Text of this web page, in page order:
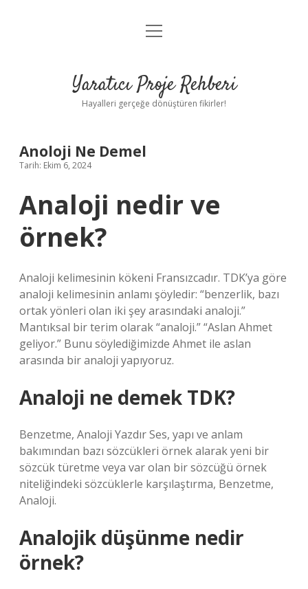
Anasayfa
Yasal Uyarı
menüyü
Yaratıcı Proje Rehberi
Hayalleri gerçeğe dönüştüren fikirler!
Anoloji Ne Demel
Tarih: Ekim 6, 2024
Analoji nedir ve
örnek?
Analoji kelimesinin kökeni Fransızcadır. TDK’ya göre
analoji kelimesinin anlamı şöyledir: “benzerlik, bazı
ortak yönleri olan iki şey arasındaki analoji.”
Mantıksal bir terim olarak “analoji.” “Aslan Ahmet
geliyor.” Bunu söylediğimizde Ahmet ile aslan
arasında bir analoji yapıyoruz.
Analoji ne demek TDK?
Benzetme, Analoji Yazdır Ses, yapı ve anlam
bakımından bazı sözcükleri örnek alarak yeni bir
sözcük türetme veya var olan bir sözcüğü örnek
niteliğindeki sözcüklerle karşılaştırma, Benzetme,
Analoji.
Analojik düşünme nedir
örnek?